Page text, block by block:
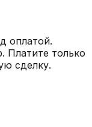
оплатой.
Платите только
сделку.